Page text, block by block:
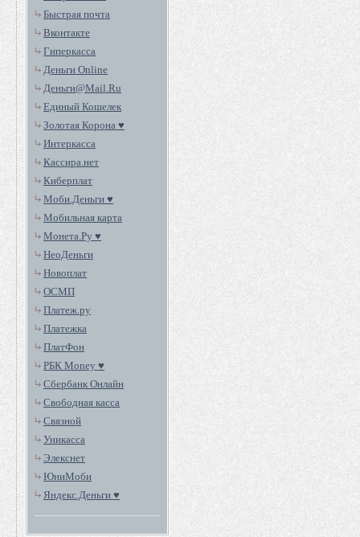
Быстрая почта
Вконтакте
Гиперкасса
Деньги Online
Деньги@Mail.Ru
Единый Кошелек
Золотая Корона ♥
Интеркасса
Кассира.нет
Киберплат
Моби.Деньги ♥
Мобильная карта
Монета.Ру ♥
НеоДеньги
Новоплат
ОСМП
Платеж.ру
Платежка
ПлатФон
РБК Money ♥
Сбербанк Онлайн
Свободная касса
Связной
Уникасса
Элекснет
ЮниМоби
Яндекс.Деньги ♥